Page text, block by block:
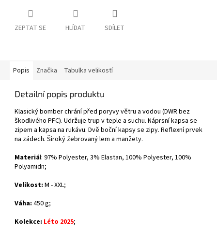
ZEPTAT SE HLÍDAT SDÍLET
Popis Značka Tabulka velikostí
Detailní popis produktu
Klasický bomber chrání před poryvy větru a vodou (DWR bez
škodlivého PFC). Udržuje trup v teple a suchu. Náprsní kapsa se
zipem a kapsa na rukávu. Dvě boční kapsy se zipy. Reflexní prvek
na zádech. Široký žebrovaný lem a manžety.
Materiál: 97% Polyester, 3% Elastan, 100% Polyester, 100%
Polyamidn;
Velikost: M - XXL;
Váha: 450 g;
Kolekce: Léto 2025;